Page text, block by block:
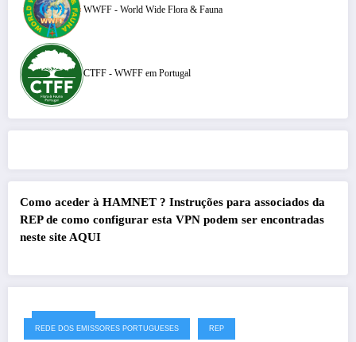
WWFF - World Wide Flora & Fauna
CTFF - WWFF em Portugal
Como aceder à HAMNET ? Instruções para associados da
REP de como configurar esta VPN podem ser encontradas
neste site AQUI
27/07/2026
REDE DOS EMISSORES PORTUGUESES REP